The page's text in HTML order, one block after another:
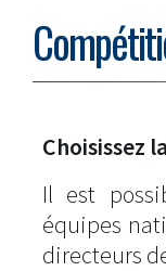
Choisissez
Il est
équipes
directeurs